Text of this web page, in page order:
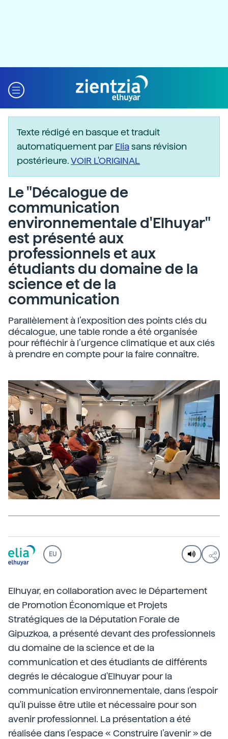
Texte rédigé en basque et traduit
automatiquement parEliasans révision
postérieure.VOIR L'ORIGINAL
Le "Décalogue de
communication
environnementale d'Elhuyar"
est présenté aux
professionnels et aux
étudiants du domaine de la
science et de la
communication
Parallèlement à l’exposition des points clés du
décalogue, une table ronde a été organisée
pour réfléchir à l’urgence climatique et aux clés
à prendre en compte pour la faire connaître.
EU
Elhuyar, en collaboration avec le Département
de Promotion Économique et Projets
Stratégiques de la Députation Forale de
Gipuzkoa, a présenté devant des professionnels
du domaine de la science et de la
communication et des étudiants de différents
degrés le décalogue d'Elhuyar pour la
communication environnementale, dans l'espoir
qu'il puisse être utile et nécessaire pour son
avenir professionnel. La présentation a été
réalisée dans l’espace « Construire l’avenir » de